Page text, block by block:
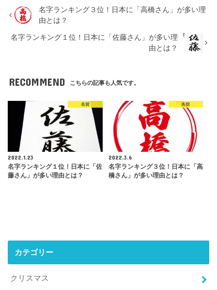
名字ランキング３位！日本に「高橋さん」が多い理
由とは？
名字ランキング１位！日本に「佐藤さん」が多い理
由とは？
RECOMMEND こちらの記事も人気です。
名前
2022.1.23
名字ランキング１位！日本に「佐
藤さん」が多い理由とは？
名前
2022.3.6
名字ランキング３位！日本に「高
橋さん」が多い理由とは？
カテゴリー
クリスマス